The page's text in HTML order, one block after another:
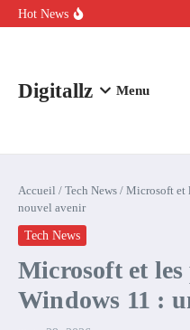
Aller au contenu
Hot News
Comment l’IA
Digitallz Menu
Accueil / Tech News / Microsoft et
nouvel avenir
Tech News
Microsoft et les
Windows 11 :